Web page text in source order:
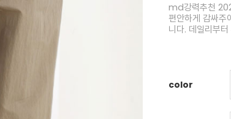
md강력추천
편안하게 감싸주
니다. 데일리부
color